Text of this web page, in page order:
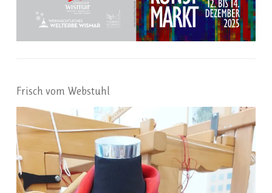
Frisch vom Webstuhl